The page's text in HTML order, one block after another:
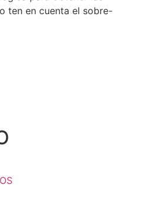
ten en cuenta el sobre-